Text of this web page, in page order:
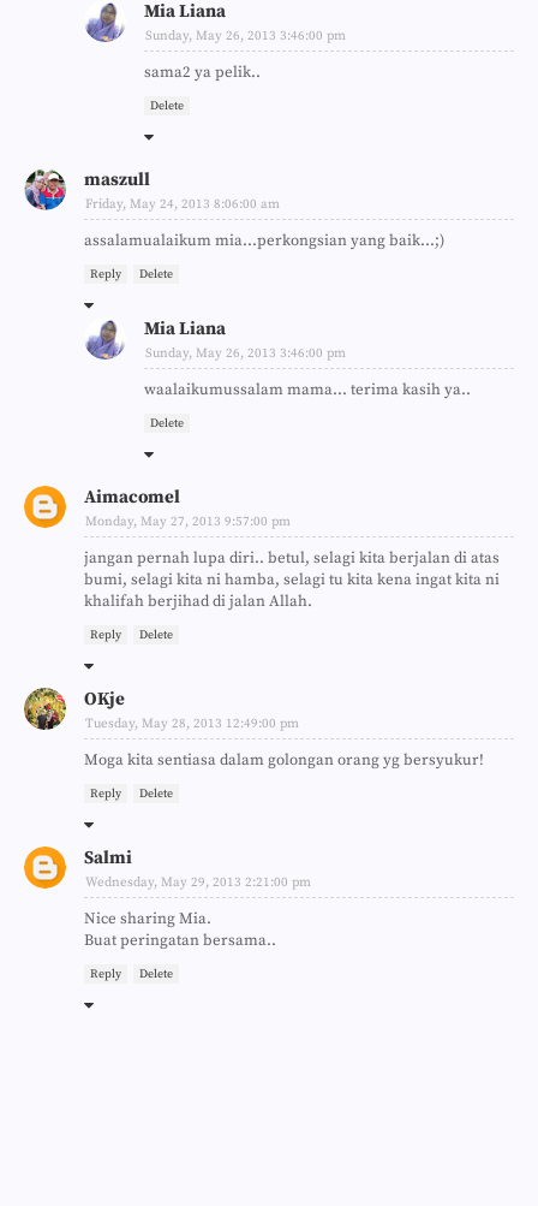
Mia Liana
Sunday, May 26, 2013 3:46:00 pm
sama2 ya pelik..
Delete
maszull
Friday, May 24, 2013 8:06:00 am
assalamualaikum mia...perkongsian yang baik...;)
Reply Delete
Mia Liana
Sunday, May 26, 2013 3:46:00 pm
waalaikumussalam mama... terima kasih ya..
Delete
Aimacomel
Monday, May 27, 2013 9:57:00 pm
jangan pernah lupa diri.. betul, selagi kita berjalan di atas
bumi, selagi kita ni hamba, selagi tu kita kena ingat kita ni
khalifah berjihad di jalan Allah.
Reply Delete
OKje
Tuesday, May 28, 2013 12:49:00 pm
Moga kita sentiasa dalam golongan orang yg bersyukur!
Reply Delete
Salmi
Wednesday, May 29, 2013 2:21:00 pm
Nice sharing Mia.
Buat peringatan bersama..
Reply Delete